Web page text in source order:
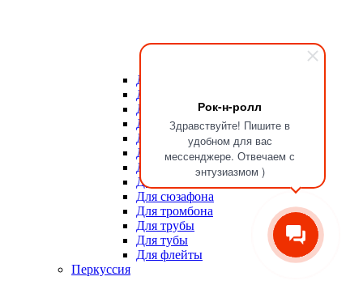
Рок-н-ролл
Здравствуйте! Пишите в
удобном для вас
мессенджере. Отвечаем с
энтузиазмом )
Для мундштуков
Для тростей
Для альта
Для баритона
Для валторны
Для гобоя
Для кларнета
Для саксофона
Для сюзафона
Для тромбона
Для трубы
Для тубы
Для флейты
Перкуссия